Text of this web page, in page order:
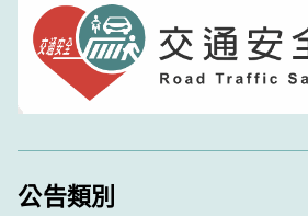
公告類別